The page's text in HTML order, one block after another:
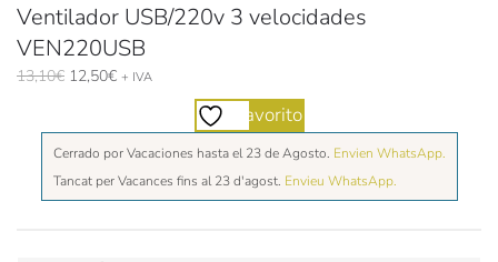
Ventilador USB/220v 3 velocidades
VEN220USB
13,10€ El
era:
12,50€El
es:
+ IVA
Favorito
Cerrado por Vacaciones hasta el 23 de Agosto. Envien WhatsApp.
Tancat per Vacances fins al 23 d'agost. Envieu WhatsApp.